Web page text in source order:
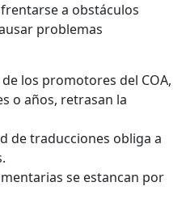
a obstáculos
problemas
los promotores del COA,
o años, retrasan la
de traducciones obliga a
se estancan por